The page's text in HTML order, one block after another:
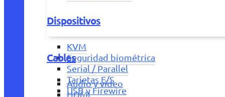
Dispositivos
KVM
Seguridad biométrica
Serial / Parallel
Tarjetas E/S
USB y Firewire
Cables
Audio y vídeo
HDMI